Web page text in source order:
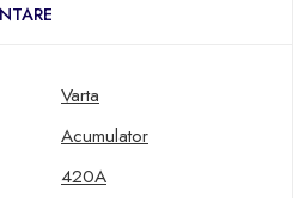
Varta
Acumulator
420A